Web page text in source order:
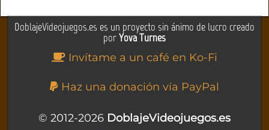
DoblajeVideojuegos.es es un proyecto sin ánimo de lucro creado
porYova Turnes
Invítame a un café en Ko-Fi
Haz una donación vía PayPal
© 2012-2026 DoblajeVideojuegos.es